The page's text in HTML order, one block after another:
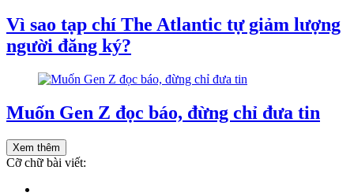
Vì sao tạp chí The Atlantic tự giảm lượng
người đăng ký?
Muốn Gen Z đọc báo, đừng chỉ đưa tin
Xem thêm
Cỡ chữ bài viết: